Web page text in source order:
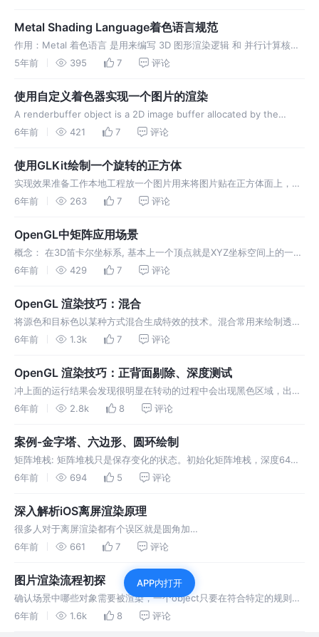
个原色，其中每种原色都占用8bit,也就是一个字节，那么一个像素点也
Metal Shading Language着色语言规范
作用：Metal 着⾊语⾔ 是⽤来编写 3D 图形渲染逻辑 和 并⾏计算核⼼
逻辑的 ⼀⻔编程语⾔. 当你使⽤Metal 框架来完成APP 的实现时则需要
在Device 或者 constant 地址空间…
5年前 395 7 评论
使用自定义着色器实现一个图片的渲染
A renderbuffer object is a 2D image buffer allocated by the
application. The renderbuffer can be used to allocate and store
6年前 421 7 评论
使用GLKit绘制一个旋转的正方体
实现效果准备工作本地工程放一个图片用来将图片贴在正方体面上，这
里工程用的是daitu.png,定义一个顶点数据的结构体，用来存储顶点、
6年前 263 7 评论
OpenGL中矩阵应用场景
概念： 在3D笛卡尔坐标系, 基本上⼀个顶点就是XYZ坐标空间上的⼀个
位置. ⽽在空间中给定的⼀个位置恰恰是由⼀个单独的XYZ定义的.⽽这
或者四维向量。 M3DVector4f则可以表示⼀个四维向量（x…
6年前 429 7 评论
OpenGL 渲染技巧：混合
将源色和目标色以某种方式混合生成特效的技术。混合常用来绘制透明
或半透明的物体。在混合中起关键作用的α值实际上是将源色和目标色
值为1则完全不透明。混合操作只能在RGBA模式下进行，颜色索引模式
下无法指定α值。物体的绘…
6年前 1.3k 7 评论
OpenGL 渲染技巧：正背面剔除、深度测试
冲上面的运行结果会发现很明显在转动的过程中会出现黑色区域，出现
的原因其实很简单，首先明确有光源照到的地方也就是阳面肯定是显示
形转动的过程中OpenGl不知道该显示阳面还是阴面，所以就导致出现
红黑色交替的现象。解决方案…
6年前 2.8k 8 评论
案例-金字塔、六边形、圆环绘制
矩阵堆栈: 矩阵堆栈只是保存变化的状态。初始化矩阵堆栈，深度64，
初始化的时候会默认在栈顶初始化一个单元矩阵。
6年前 694 5 评论
深入解析iOS离屏渲染原理
很多人对于离屏渲染都有个误区就是圆角加
clipsToBounds/masksToBounds设置为true就会造成离屏渲染。冲上
染，而view2设置了圆角并且clipsToBounds设置为true,但是view2…
6年前 661 7 评论
图片渲染流程初探
确认场景中哪些对象需要被渲染，一个object只要在符合特定的规则才
会被渲染。例如，当处于相机的视锥体内的对象可以被渲染，而超出
6年前 1.6k 8 评论
APP内打开